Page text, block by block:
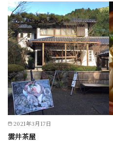
2021年3月17日
雲井茶屋